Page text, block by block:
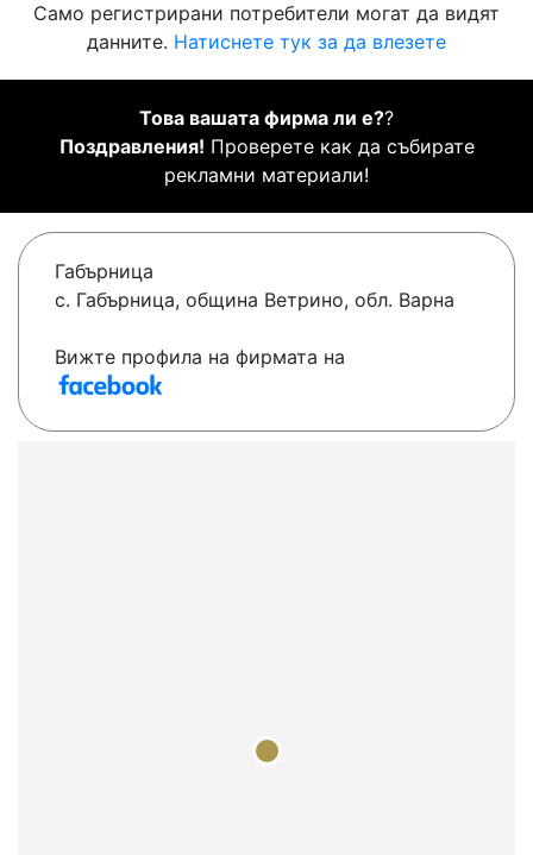
Само регистрирани потребители могат да видят
данните. Натиснете тук за да влезете
Това вашата фирма ли е??
Поздравления! Проверете как да събирате
рекламни материали!
Габърница
с. Габърница, община Ветрино, обл. Варна
Вижте профила на фирмата на